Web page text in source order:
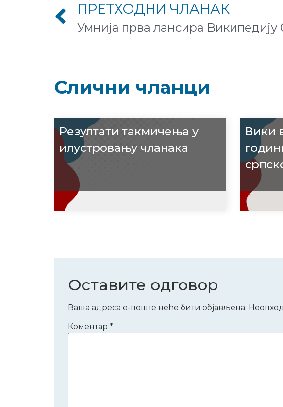
ПРЕТХОДНИ ЧЛАНАК
Слични чланци
Резултати такмичења у
илустровању чланака
Вики
Оставите одговор
Ваша адреса е-поште неће бити објављена.
Коментар *